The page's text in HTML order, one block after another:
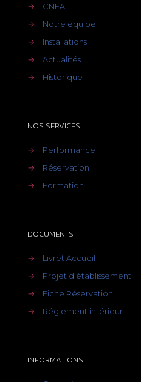
→
CNEA
→
Notre équipe
→
Installations
→
Actualités
→
Historique
NOS SERVICES
→
Performance
→
Réservation
→
Formation
DOCUMENTS
→
Livret Accueil
→
Projet d'établissement
→
Fiche Réservation
→
Réglement intérieur
INFORMATIONS